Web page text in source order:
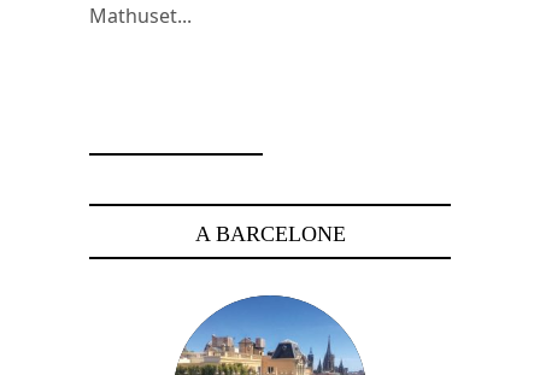
Mathuset...
A BARCELONE